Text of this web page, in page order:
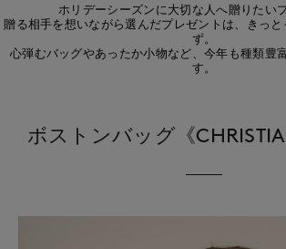
ホリデーシーズンに大切な人へ贈りたい
贈る相手を想いながら選んだプレゼントは、きっ
ず。
心弾むバッグやあったか小物など、今年も種類豊
す。
ボストンバッグ《